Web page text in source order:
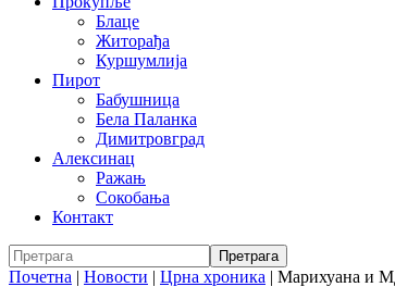
Блаце
Житорађа
Куршумлија
Пирот
Бабушница
Бела Паланка
Димитровград
Алексинац
Ражањ
Сокобања
Контакт
Почетна | Новости | Црна хроника | Марихуана и